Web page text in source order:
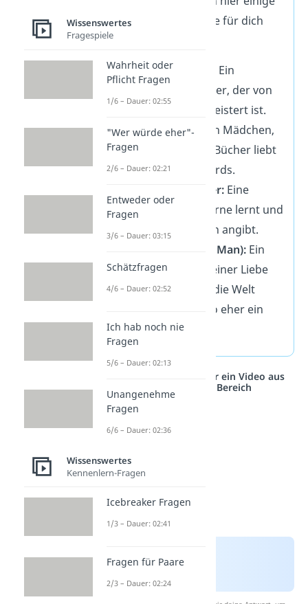
prominente Beispiele für dich
aufgeführt:
Sheldon Cooper:
Ein
brillianter Physiker, der von
Wissenschaft bgeistert ist.
Lisa Simpson:
Ein Mädchen,
das klug ist und Bücher liebt
— typisch für Nerds.
Hermine Granger: Eine
Schülerin, die gerne lernt und
mit ihrem Wissen angibt.
Tony Stark (Iron Man): Ein
Genie, das mit seiner Liebe
für Technologie die Welt
verändert — also eher ein
moderner Nerd.
Studyflix vernetzt: Hier ein Video aus
einem anderen Bereich
Wissenswertes
Fragespiele
Wahrheit oder
Pflicht Fragen
1/6 – Dauer: 02:55
"Wer würde eher"-
Fragen
2/6 – Dauer: 02:21
Entweder oder
Fragen
3/6 – Dauer: 03:15
Schätzfragen
4/6 – Dauer: 02:52
Ich hab noch nie
Fragen
5/6 – Dauer: 02:13
Unangenehme
Fragen
6/6 – Dauer: 02:36
Wissenswertes
Kennenlern-Fragen
Icebreaker Fragen
1/3 – Dauer: 02:41
Fragen für Paare
2/3 – Dauer: 02:24